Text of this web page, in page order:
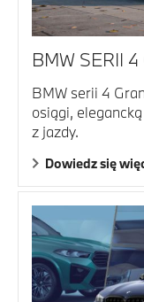
BMW SERII
BMW serii 4
osiągi,
z jazdy.
Dowiedz się